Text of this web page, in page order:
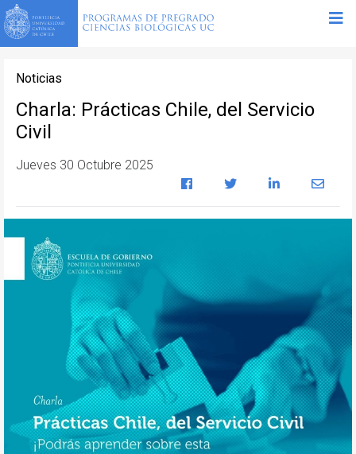
Noticias
Charla: Prácticas Chile, del Servicio
Civil
Jueves 30 Octubre 2025